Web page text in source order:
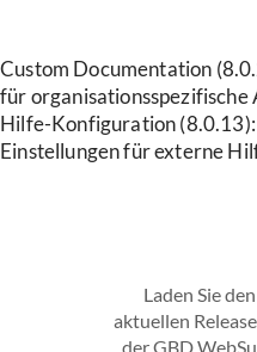
Custom Documentation
für
Hilfe-Konfiguration
Einstellungen für externe
Laden Sie den
aktuellen
der GBD